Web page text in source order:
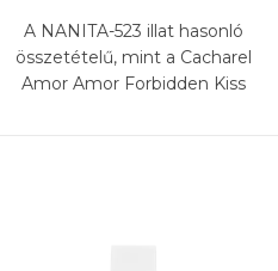
A NANITA-523 illat hasonló
összetételű, mint a Cacharel
Amor Amor Forbidden Kiss